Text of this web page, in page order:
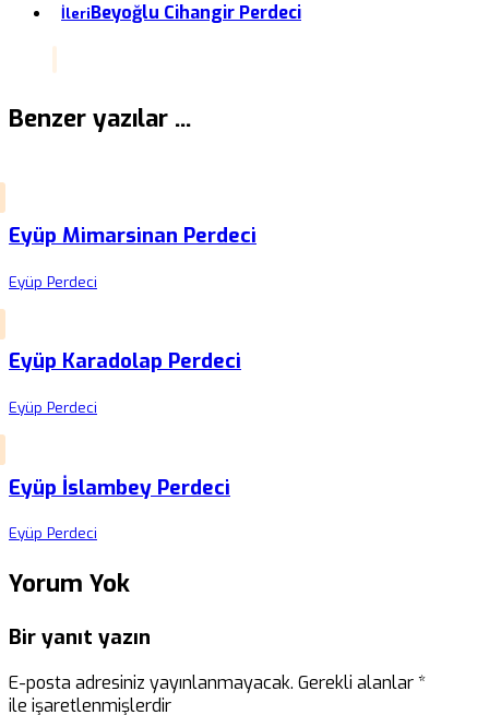
İleriBeyoğlu Cihangir Perdeci
Benzer yazılar ...
Eyüp Mimarsinan Perdeci
Eyüp Perdeci
Eyüp Karadolap Perdeci
Eyüp Perdeci
Eyüp İslambey Perdeci
Eyüp Perdeci
Yorum Yok
Bir yanıt yazın
E-posta adresiniz yayınlanmayacak. Gerekli alanlar*
ile işaretlenmişlerdir